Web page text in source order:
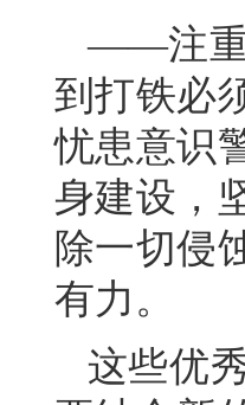
——注重
到打铁必
忧患意识
身建设，
除一切侵
有力。
这些优